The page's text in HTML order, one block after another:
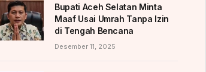
Bupati Aceh Selatan Minta
Maaf Usai Umrah Tanpa Izin
di Tengah Bencana
Desember 11, 2025